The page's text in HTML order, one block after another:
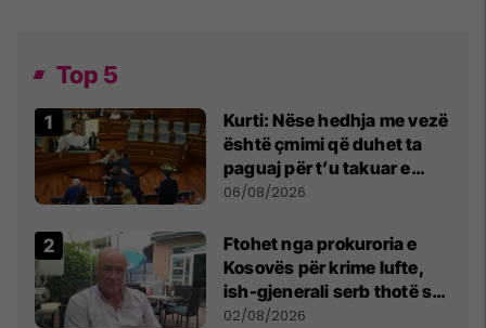
Top 5
Kurti: Nëse hedhja me vezë
është çmimi që duhet ta
paguaj për t’u takuar e
bashkëbiseduar jam i
06/08/2026
Ftohet nga prokuroria e
Kosovës për krime lufte,
ish-gjenerali serb thotë se
dikush e tradhtoi në
02/08/2026